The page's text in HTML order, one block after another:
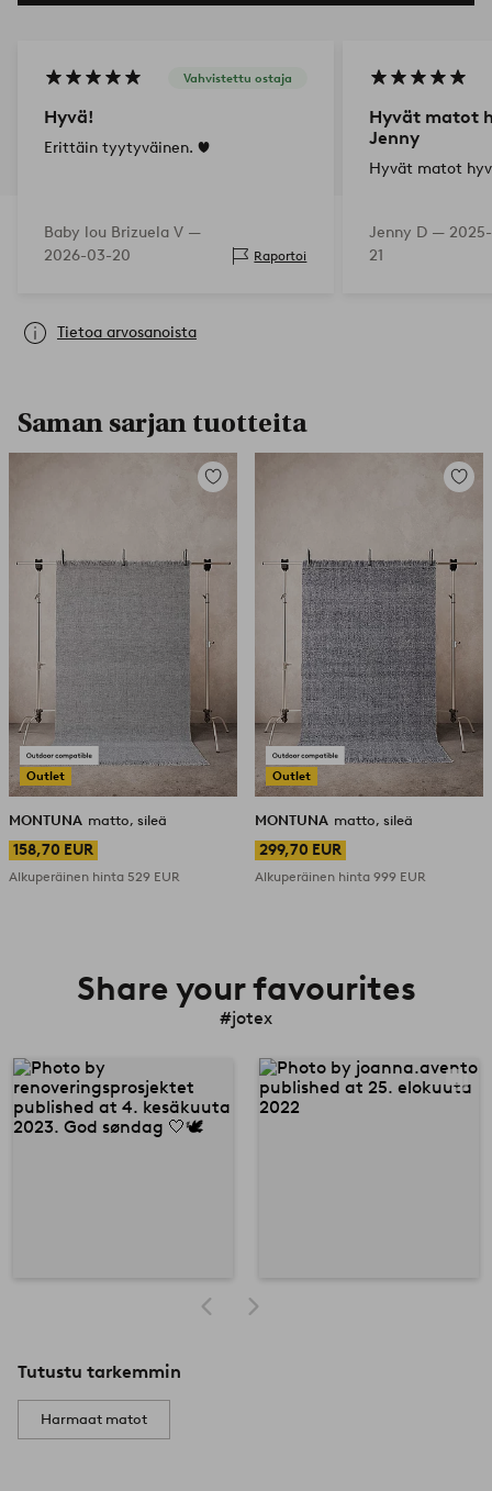
Vahvistettu ostaja
Hyvä!
Erittäin tyytyväinen. ❤️
Baby lou Brizuela V —
2026-03-20
Raportoi
Hyvät matot
Jenny
Hyvät matot
Jenny D —
21
Tietoa arvosanoista
Saman sarjan tuotteita
Outlet
Lisää
MONTUNA matto, sileä
158,70 EUR
Alkuperäinen hinta 529 EUR
Outlet
Lisää
MONTUNA matto, sileä
299,70 EUR
Alkuperäinen hinta 999 EUR
Share your favourites
#jotex
Tutustu tarkemmin
Harmaat matot